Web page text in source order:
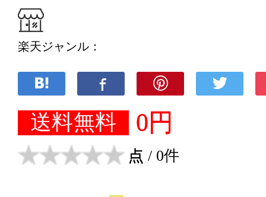
楽天ジャンル：
送料無料 0円
点 / 0件